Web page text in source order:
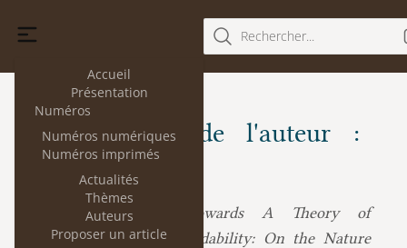
Accueil
Présentation
Numéros
Numéros numériques
Numéros imprimés
Actualités
Thèmes
Auteurs
Proposer un article
Rechercher...
Les articles de l'auteur :
Yaniv Roznai
Yaniv Roznai :
Towards A Theory of
Constitutional Unamendability: On the Nature